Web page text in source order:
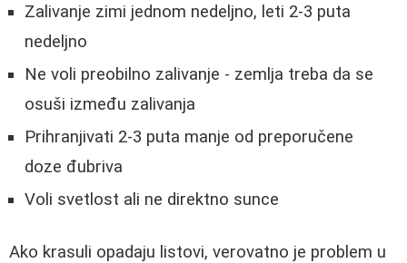
Zalivanje zimi jednom nedeljno, leti 2-3 puta
nedeljno
Ne voli preobilno zalivanje - zemlja treba da se
osuši između zalivanja
Prihranjivati 2-3 puta manje od preporučene
doze đubriva
Voli svetlost ali ne direktno sunce
Ako krasuli opadaju listovi, verovatno je problem u